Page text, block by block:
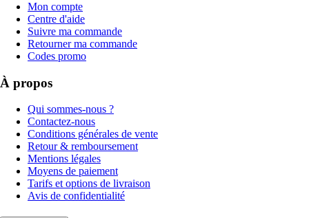
Mon compte
Centre d'aide
Suivre ma commande
Retourner ma commande
Codes promo
À propos
Qui sommes-nous ?
Contactez-nous
Conditions générales de vente
Retour & remboursement
Mentions légales
Moyens de paiement
Tarifs et options de livraison
Avis de confidentialité